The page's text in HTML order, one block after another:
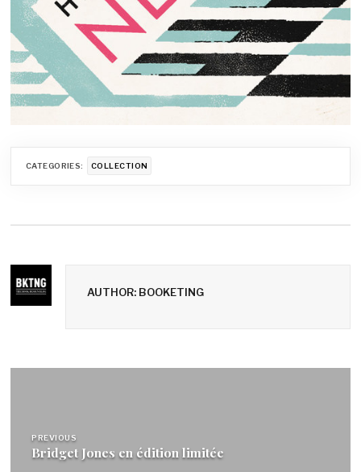
CATEGORIES: COLLECTION
AUTHOR: BOOKETING
l’article
PREVIOUS
Bridget Jones en édition limitée